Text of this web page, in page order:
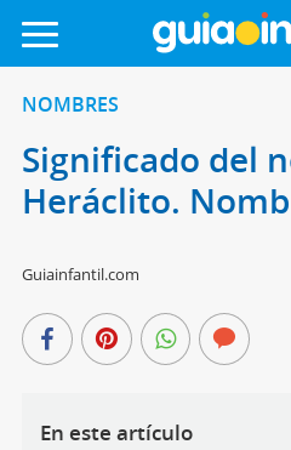
NOMBRES
Significado del
Heráclito.
Guiainfantil.com
En este artículo